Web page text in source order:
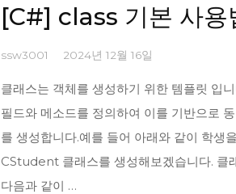
제"
[C#] class 기본 사용
ssw3001 2024년 12월 16일
클래스는 객체를 생성하기 위한 템플릿 입
필드와 메소드를 정의하여 이를 기반으로
를 생성합니다.예를 들어 아래와 같이 학생
CStudent 클래스를 생성해보겠습니다. 클
다음과 같이 …